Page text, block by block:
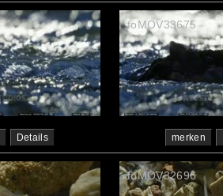
Details
foMOV33675
merken
foMOV32696